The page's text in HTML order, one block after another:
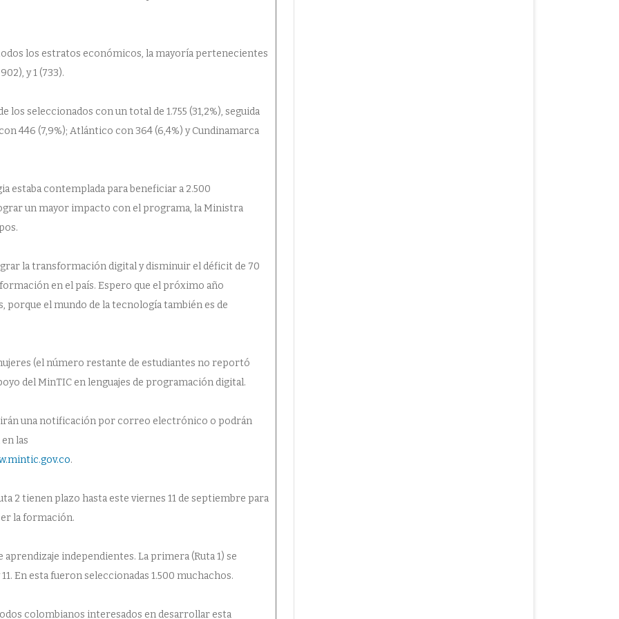
los estratos económicos, la mayoría pertenecientes
y 1 (733).
seleccionados con un total de 1.755 (31,2%), seguida
446 (7,9%); Atlántico con 364 (6,4%) y Cundinamarca
estaba contemplada para beneficiar a 2.500
un mayor impacto con el programa, la Ministra
la transformación digital y disminuir el déficit de 70
en el país. Espero que el próximo año
porque el mundo de la tecnología también es de
(el número restante de estudiantes no reportó
del MinTIC en lenguajes de programación digital.
una notificación por correo electrónico o podrán
las
.
2 tienen plazo hasta este viernes 11 de septiembre para
la formación.
independientes. La primera (Ruta 1) se
En esta fueron seleccionadas 1.500 muchachos.
colombianos interesados en desarrollar esta